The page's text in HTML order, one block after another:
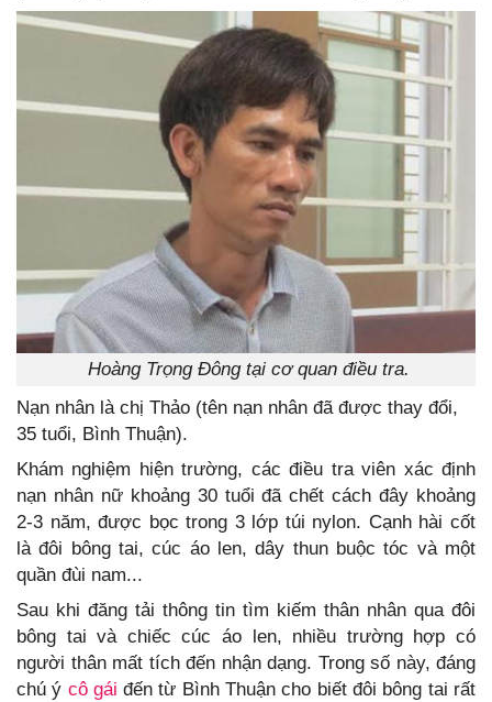
Hoàng Trọng Đông tại cơ quan điều tra.
Nạn nhân là chị Thảo (tên nạn nhân đã được thay đổi,
35 tuổi, Bình Thuận).
Khám nghiệm hiện trường, các điều tra viên xác định
nạn nhân nữ khoảng 30 tuổi đã chết cách đây khoảng
2-3 năm, được bọc trong 3 lớp túi nylon. Cạnh hài cốt
là đôi bông tai, cúc áo len, dây thun buộc tóc và một
quần đùi nam...
Sau khi đăng tải thông tin tìm kiếm thân nhân qua đôi
bông tai và chiếc cúc áo len, nhiều trường hợp có
người thân mất tích đến nhận dạng. Trong số này, đáng
chú ý cô gái đến từ Bình Thuận cho biết đôi bông tai rất